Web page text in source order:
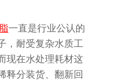
一直是行业公认的
，耐受复杂水质工
现在水处理耗材这
释分装货、翻新回